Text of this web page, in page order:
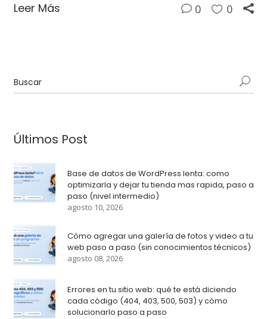
Leer Más 0 0
Últimos Post
Base de datos de WordPress lenta: como
optimizarla y dejar tu tienda mas rapida, paso a
paso (nivel intermedio)
agosto 10, 2026
Cómo agregar una galería de fotos y video a tu
web paso a paso (sin conocimientos técnicos)
agosto 08, 2026
Errores en tu sitio web: qué te está diciendo
cada código (404, 403, 500, 503) y cómo
solucionarlo paso a paso